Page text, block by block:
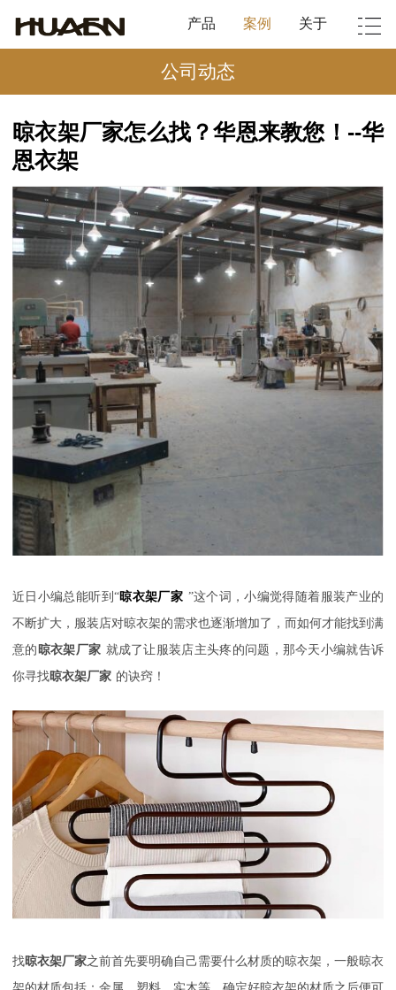
产品 案例 关于
公司动态
晾衣架厂家怎么找？华恩来教您！--华
恩衣架
近日小编总能听到 “晾衣架厂家 ”这个词，小编觉得随着服装产业的
不断扩大，服装店对晾衣架的需求也逐渐增加了，而如何才能找到满
意的 晾衣架厂家 就成了让服装店主头疼的问题，那今天小编就告诉
你寻找晾衣架厂家 的诀窍！
找晾衣架厂家之前首先要明确自己需要什么材质的晾衣架，一般晾衣